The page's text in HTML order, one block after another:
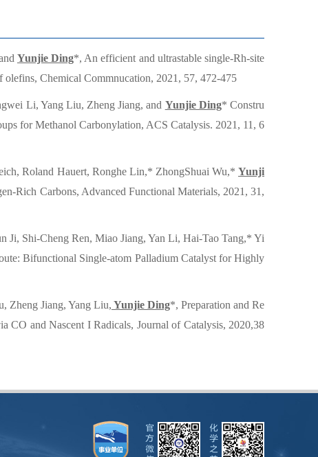
Yunjie Ding*, An efficient and ultrastable single-Rh-site
Chemical Commnucation, 2021, 57, 472-475
Li, Yang Liu, Zheng Jiang, and Yunjie Ding* Constru
for Methanol Carbonylation, ACS Catalysis. 2021, 11, 6
Roland Hauert, Ronghe Lin,* ZhongShuai Wu,* Yunji
Rich Carbons, Advanced Functional Materials, 2021, 31,
Ji, Shi-Cheng Ren, Miao Jiang, Yan Li, Hai-Tao Tang,* Yi
Bifunctional Single-atom Palladium Catalyst for Highly
Zheng Jiang, Yang Liu, Yunjie Ding*, Preparation and Re
CO and Nascent I Radicals, Journal of Catalysis, 2020,38